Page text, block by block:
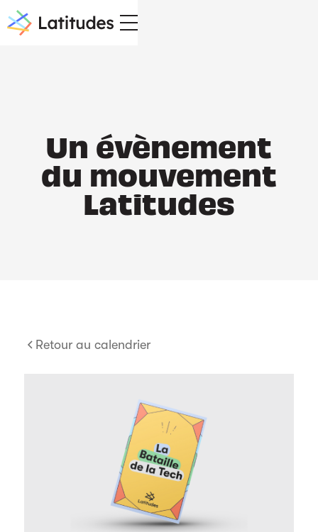
Un évènement
du mouvement
Latitudes
Retour au calendrier